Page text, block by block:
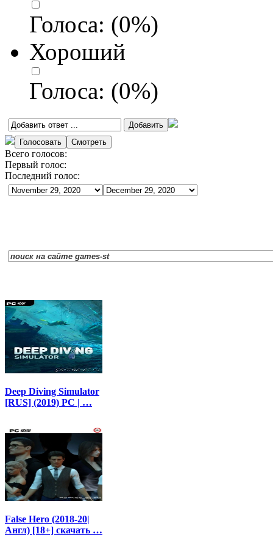
Голоса: (0%)
Хороший
Голоса: (0%)
Всего голосов:
Первый голос:
Последний голос:
Deep Diving Simulator
[RUS] (2019) PC | …
False Hero (2018-20|
Англ) [18+] скачать …